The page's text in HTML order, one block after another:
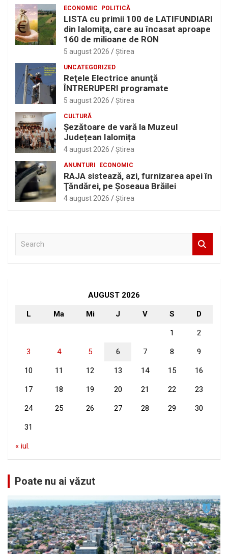
ECONOMIC POLITICĂ
LISTA cu primii 100 de LATIFUNDIARI
din Ialomiţa, care au încasat aproape
160 de milioane de RON
5 august 2026 Ştirea
UNCATEGORIZED
Reţele Electrice anunţă
ÎNTRERUPERI programate
5 august 2026 Ştirea
CULTURĂ
Șezătoare de vară la Muzeul
Județean Ialomița
4 august 2026 Ştirea
ANUNTURI ECONOMIC
RAJA sistează, azi, furnizarea apei în
Ţăndărei, pe Şoseaua Brăilei
4 august 2026 Ştirea
AUGUST 2026
L Ma Mi J V S D
1 2
3 4 5 6 7 8 9
10 11 12 13 14 15 16
17 18 19 20 21 22 23
24 25 26 27 28 29 30
31
« iul.
Poate nu ai văzut